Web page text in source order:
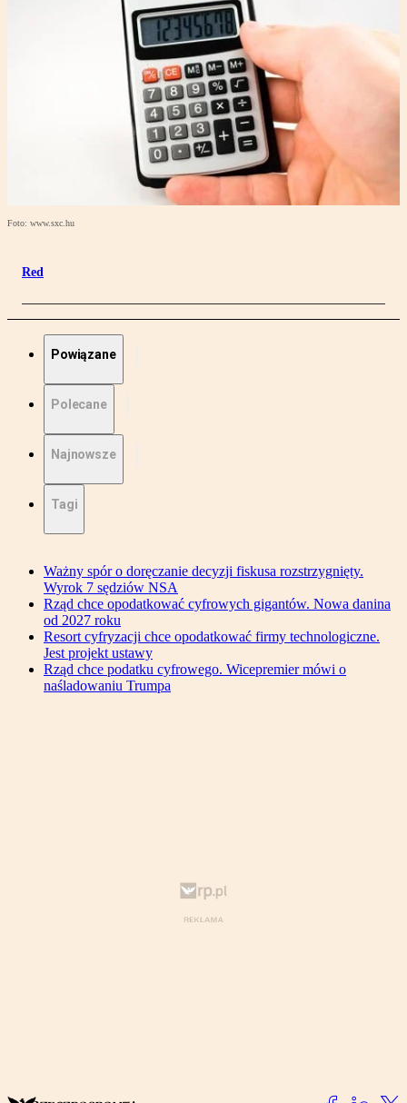
Foto: www.sxc.hu
Red
Powiązane
Polecane
Najnowsze
Tagi
Ważny spór o doręczanie decyzji fiskusa rozstrzygnięty.
Wyrok 7 sędziów NSA
Rząd chce opodatkować cyfrowych gigantów. Nowa danina
od 2027 roku
Resort cyfryzacji chce opodatkować firmy technologiczne.
Jest projekt ustawy
Rząd chce podatku cyfrowego. Wicepremier mówi o
naśladowaniu Trumpa